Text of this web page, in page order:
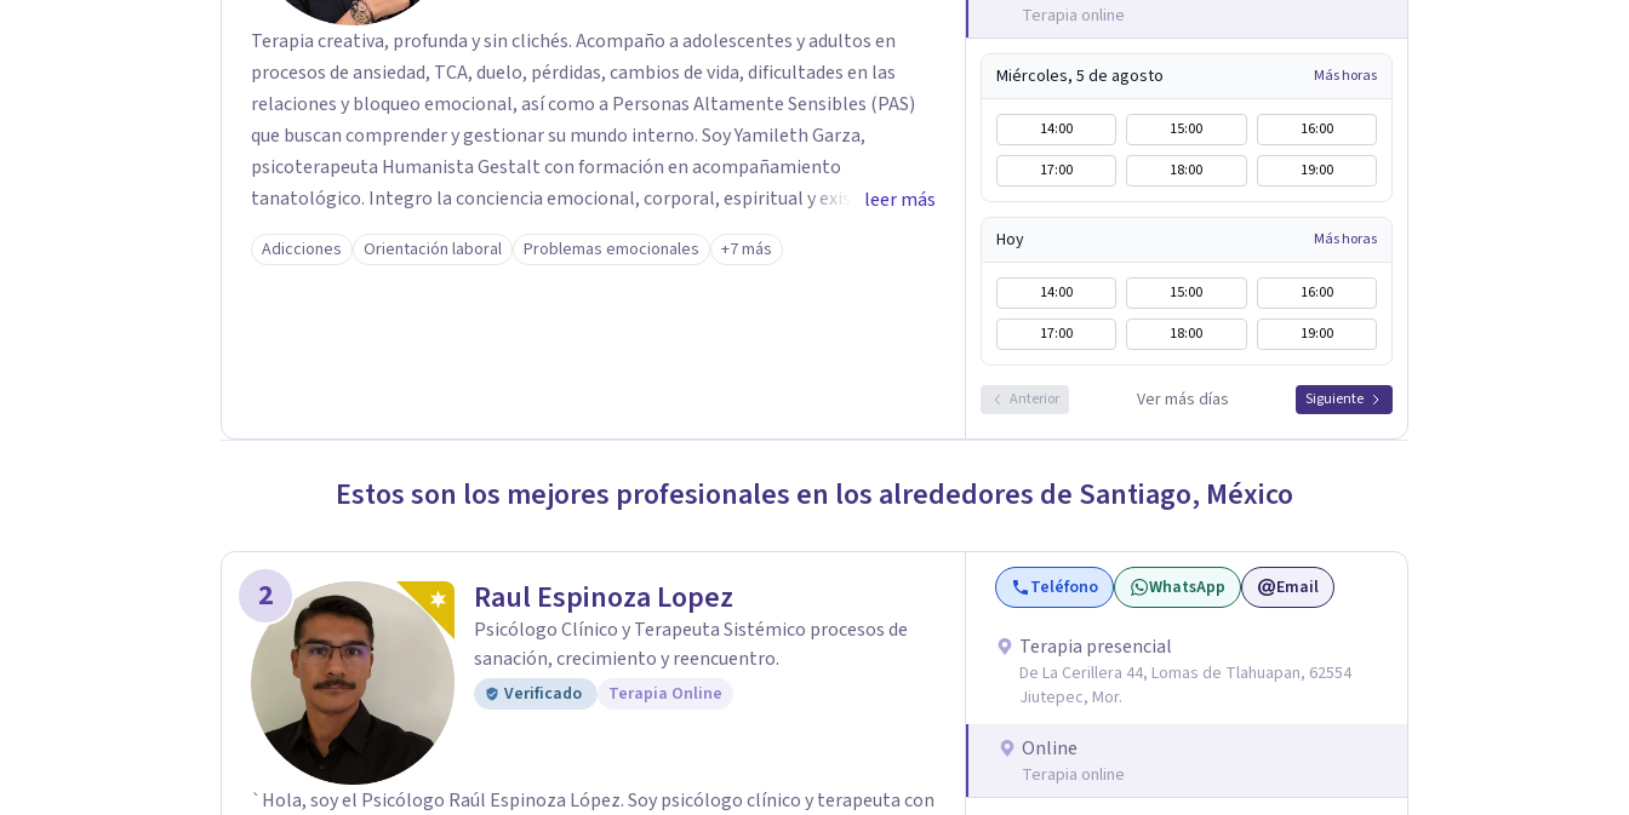
Terapia creativa, profunda y sin clichés. Acompaño a adolescentes y adultos en
procesos de ansiedad, TCA, duelo, pérdidas, cambios de vida, dificultades en las
relaciones y bloqueo emocional, así como a Personas Altamente Sensibles (PAS)
que buscan comprender y gestionar su mundo interno. Soy Yamileth Garza,
psicoterapeuta Humanista Gestalt con formación en acompañamiento
tanatológico. Integro la conciencia emocional, corporal, espiritual y existencial
desde un enfoque holístico que comprende lo que sucede y le da sentido personal.
Mi filosofía se basa en el flujo del dar-amar-servir: cuando te sientes
leer más
Adicciones Orientación laboral Problemas emocionales +7 más
Terapia online
Miércoles, 5 de agosto Más horas
14:00 15:00
16:00
17:00
18:00 19:00
Hoy Más horas
14:00 15:00
16:00
17:00
18:00 19:00
Anterior Ver más días Siguiente
Estos son los mejores profesionales en los alrededores de Santiago, México
2 Raul Espinoza Lopez
Psicólogo Clínico y Terapeuta Sistémico procesos de
sanación, crecimiento y reencuentro.
Verificado Terapia Online
`Hola, soy el Psicólogo Raúl Espinoza López. Soy psicólogo clínico y terapeuta con
Teléfono WhatsApp Email
Terapia presencial
De La Cerillera 44, Lomas de Tlahuapan, 62554
Jiutepec, Mor.
Online
Terapia online